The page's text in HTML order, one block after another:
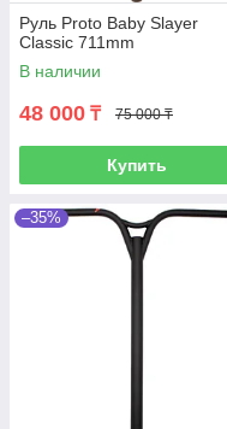
Руль Proto Baby Slayer
Classic 711mm
В наличии
48 000 ₸ 75 000 ₸
Купить
–35%